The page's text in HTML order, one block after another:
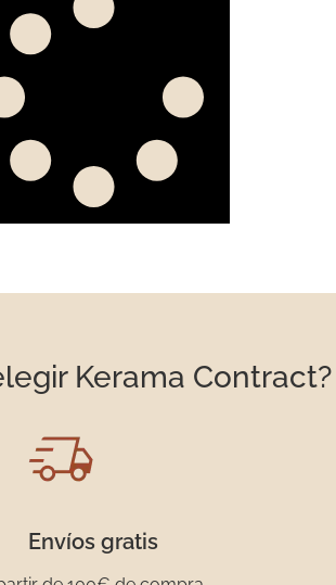
Kerama Contract?
Envíos gratis